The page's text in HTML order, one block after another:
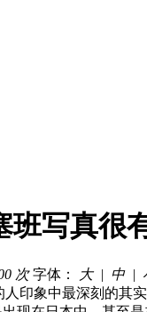
班写真很
次字体： 大| 中|
印象中最深刻的其